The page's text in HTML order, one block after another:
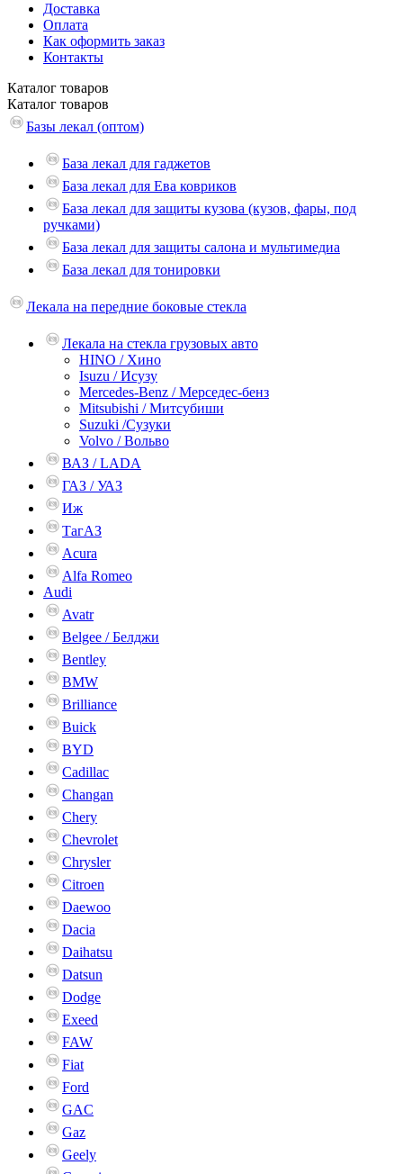
Доставка
Оплата
Как оформить заказ
Контакты
Каталог товаров
Каталог товаров
Базы лекал (оптом)
База лекал для гаджетов
База лекал для Ева ковриков
База лекал для защиты кузова (кузов, фары, под
ручками)
База лекал для защиты салона и мультимедиа
База лекал для тонировки
Лекала на передние боковые стекла
Лекала на стекла грузовых авто
HINO / Хино
Isuzu / Исузу
Mercedes-Benz / Мерседес-бенз
Mitsubishi / Митсубиши
Suzuki /Сузуки
Volvo / Вольво
ВАЗ / LADA
ГАЗ / УАЗ
Иж
ТагАЗ
Acura
Alfa Romeo
Audi
Avatr
Belgee / Белджи
Bentley
BMW
Brilliance
Buick
BYD
Cadillac
Changan
Chery
Chevrolet
Chrysler
Citroen
Daewoo
Dacia
Daihatsu
Datsun
Dodge
Exeed
FAW
Fiat
Ford
GAC
Gaz
Geely